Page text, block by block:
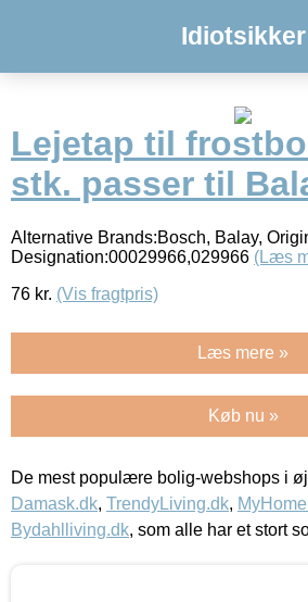
Idiotsikker
Lejetap til
stk. passer til
Alternative Brands:Bosch, Balay,
Designation:00029966,029966 (Læs
76 kr. (Vis fragtpris)
Læs mere »
Køb nu »
De mest populære bolig-webshops i
Damask.dk, TrendyLiving.dk,
Bydahlliving.dk, som alle har et stort